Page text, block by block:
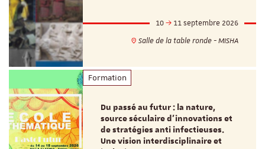
10
11 septembre 2026
Salle de la table ronde - MISHA
Formation
Du passé au futur : la nature,
source séculaire d’innovations et
de stratégies anti infectieuses.
Une vision interdisciplinaire et